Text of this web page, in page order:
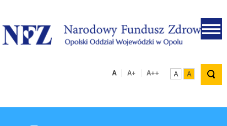
.
A A+ A++ A A